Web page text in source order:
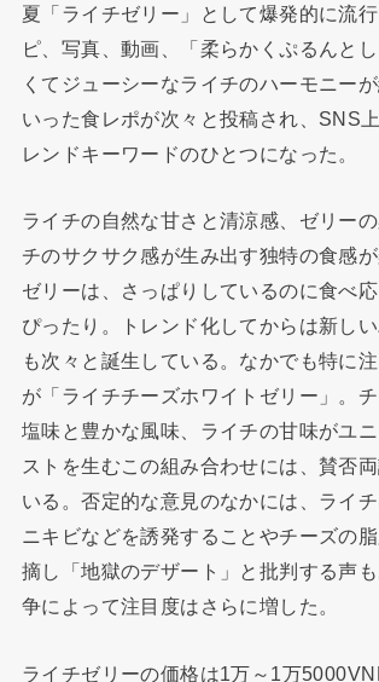
夏「ライチゼリー」として爆発的に流
ピ、写真、動画、「柔らかくぷるんと
くてジューシーなライチのハーモニー
いった食レポが次々と投稿され、SNS
レンドキーワードのひとつになった。
ライチの自然な甘さと清涼感、ゼリー
チのサクサク感が生み出す独特の食感
ゼリーは、さっぱりしているのに食べ
ぴったり。トレンド化してからは新し
も次々と誕生している。なかでも特に
が「ライチチーズホワイトゼリー」。
塩味と豊かな風味、ライチの甘味がユ
ストを生むこの組み合わせには、賛否
いる。否定的な意見のなかには、ライ
ニキビなどを誘発することやチーズの
摘し「地獄のデザート」と批判する声
争によって注目度はさらに増した。
ライチゼリーの価格は1万～1万